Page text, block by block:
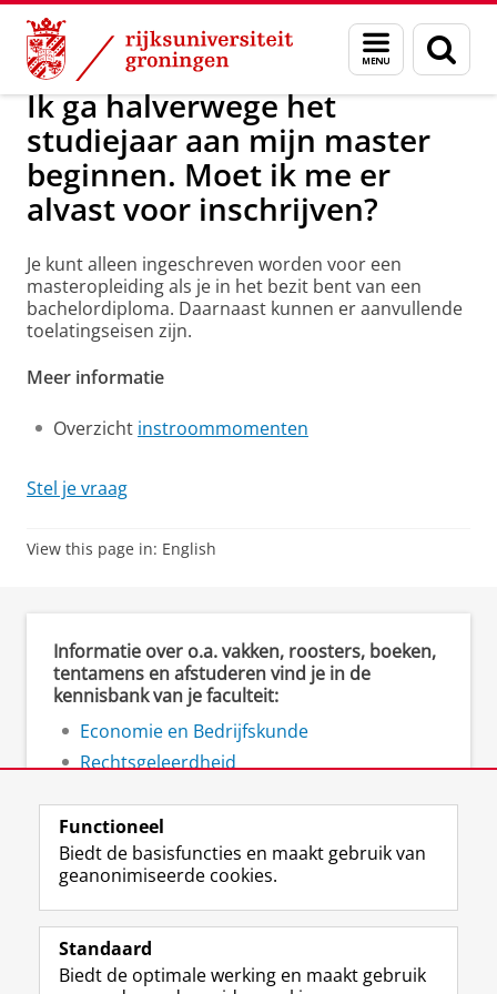
Skip
Content
Skip
Navigation
Menu
en
zoeken
Onderwijs Inschrijving wijzigen
Ik ga halverwege het
studiejaar aan mijn master
beginnen. Moet ik me er
alvast voor inschrijven?
Je kunt alleen ingeschreven worden voor een
masteropleiding als je in het bezit bent van een
bachelordiploma. Daarnaast kunnen er aanvullende
toelatingseisen zijn.
Meer informatie
Overzicht instroommomenten
Stel je vraag
View this page in: English
Informatie over o.a. vakken, roosters, boeken,
tentamens en afstuderen vind je in de
kennisbank van je faculteit:
Economie en Bedrijfskunde
Rechtsgeleerdheid
Volg de RUG
F
a
e
L
i
k
R
S
-
I
n
t
Y
o
T
Studiekiezers
Functioneel
Biedt de basisfuncties en maakt gebruik van
geanonimiseerde cookies.
Standaard
Biedt de optimale werking en maakt gebruik